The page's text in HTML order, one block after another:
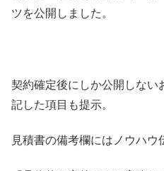
ツを公開しました。
契約確定後にしか公開しない
記した項目も提示。
見積書の備考欄にはノウハウ